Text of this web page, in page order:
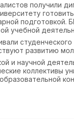
получили
учебной
развитию
и научной
коллективы